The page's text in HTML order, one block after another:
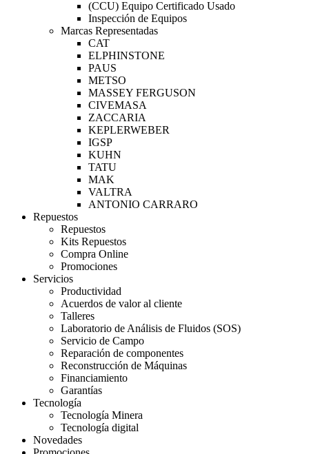
(CCU) Equipo Certificado Usado
Inspección de Equipos
Marcas Representadas
CAT
ELPHINSTONE
PAUS
METSO
MASSEY FERGUSON
CIVEMASA
ZACCARIA
KEPLERWEBER
IGSP
KUHN
TATU
MAK
VALTRA
ANTONIO CARRARO
Repuestos
Repuestos
Kits Repuestos
Compra Online
Promociones
Servicios
Productividad
Acuerdos de valor al cliente
Talleres
Laboratorio de Análisis de Fluidos (SOS)
Servicio de Campo
Reparación de componentes
Reconstrucción de Máquinas
Financiamiento
Garantías
Tecnología
Tecnología Minera
Tecnología digital
Novedades